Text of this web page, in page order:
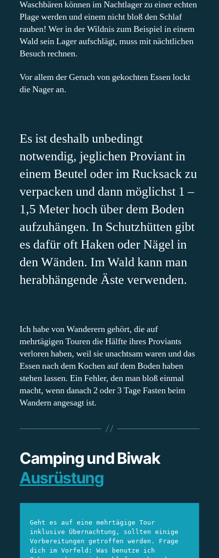
Waschbären können im Nachtlager zu einer echten
Plage werden und einem nicht bloß den Schlaf
rauben! Wer in der Wildnis zum Beispiel in einem
Wald sein Lager aufschlägt, muss mit nächtlichen
Besuch rechnen.
Vor allem der Geruch von gekochten Essen lockt
die Nager an.
Es ist deshalb unbedingt
notwendig, jeglichen Proviant in
einem Beutel oder im Rucksack zu
verpacken und dann möglichst 1 –
1,5 Meter hoch über dem Boden
aufzuhängen. In Schutzhütten gibt
es dafür oft Haken oder Nägel in
den Wänden. Im Wald kann man
herabhängende Äste verwenden.
Ich habe von Wanderern gehört, die auf
mehrtägigen Touren die Hälfte ihres Proviants
verloren haben, weil sie unachtsam waren und das
Essen nach dem Kochen auf dem Boden haben
stehen lassen. Ein Fehler, den man bloß einmal
macht, wenn danach 2 oder 3 Tage Fasten beim
Wandern angesagt ist.
Camping und Biwak
Ausrüstung
Geht es auf eine mehrtägige Tour
inklusive Übernachtung, sollten einige
Vorbereitungen getroffen werden. Frage
dich im Vorfeld: Was benutze ich